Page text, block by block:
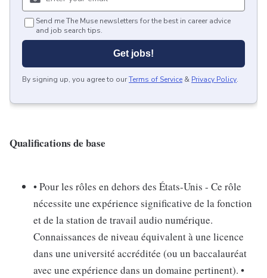
Send me The Muse newsletters for the best in career advice
and job search tips.
Get jobs!
By signing up, you agree to ourTerms of Service & Privacy Policy.
Qualifications de base
• Pour les rôles en dehors des États-Unis - Ce rôle
nécessite une expérience significative de la fonction
et de la station de travail audio numérique.
Connaissances de niveau équivalent à une licence
dans une université accréditée (ou un baccalauréat
avec une expérience dans un domaine pertinent). •